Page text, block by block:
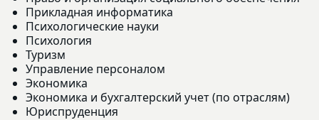
Прикладная информатика
Психологические науки
Психология
Туризм
Управление персоналом
Экономика
Экономика и бухгалтерский учет (по отраслям)
Юриспруденция